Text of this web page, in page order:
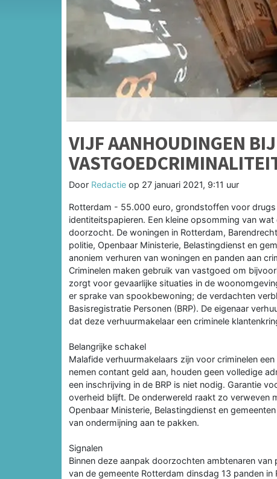
VIJF AANHOUDINGEN
Door Redactie op 27 januari 2021, 9:11 uur
Rotterdam - 55.000 euro, grondstoffen voor
identiteitspapieren. Een kleine opsomming van
doorzocht. De woningen in Rotterdam,
politie, Openbaar Ministerie, Belastingdienst en
anoniem verhuren van woningen en panden aan
Criminelen maken gebruik van vastgoed om
zorgt voor gevaarlijke situaties in de
er sprake van spookbewoning; de verdachten
Basisregistratie Personen (BRP). De eigenaar
dat deze verhuurmakelaar een criminele
Belangrijke schakel
Malafide verhuurmakelaars zijn voor criminelen
nemen contant geld aan, houden geen volledige
een inschrijving in de BRP is niet nodig. Garantie
overheid blijft. De onderwereld raakt zo verweven
Openbaar Ministerie, Belastingdienst en
van ondermijning aan te pakken.
Signalen
Binnen deze aanpak doorzochten ambtenaren
van de gemeente Rotterdam dinsdag 13 panden